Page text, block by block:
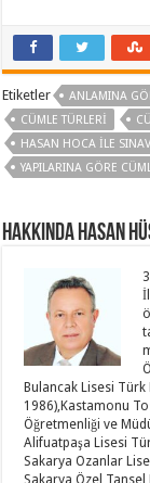
Etiketler ANLAMINA
CÜMLE TÜRLERI
HASAN HOCA ILE
YAPILARINA GÖRE
Hakkında Hasan
Bulancak Lisesi Türk
1986),Kastamonu
Öğretmenliği ve
Alifuatpaşa Lisesi
Sakarya Ozanlar
Sakarya Özel